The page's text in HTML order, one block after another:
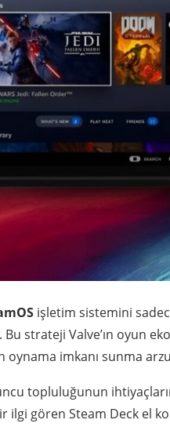
işletim sistemini
Bu strateji Valve’ın oyun
oynama imkanı sunma
topluluğunun
ilgi gören Steam Deck el